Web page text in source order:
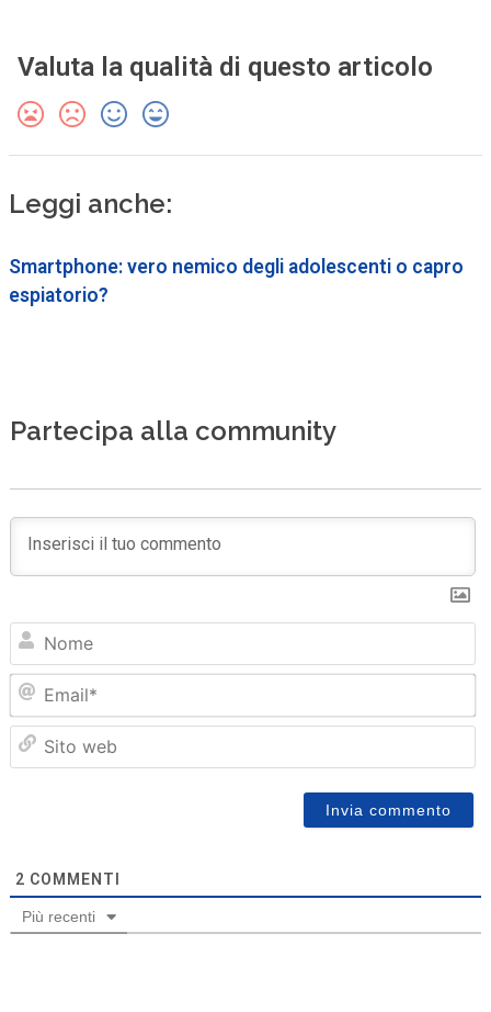
Valuta la qualità di questo articolo
Leggi anche:
Smartphone: vero nemico degli adolescenti o capro
espiatorio?
Partecipa alla community
2 COMMENTI
Più recenti